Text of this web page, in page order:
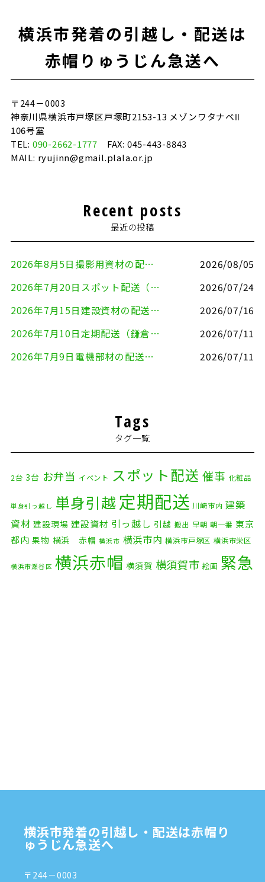
横浜市発着の引越し・配送は
赤帽りゅうじん急送へ
〒244－0003
神奈川県横浜市戸塚区戸塚町2153-13 メゾンワタナベⅡ
106号室
TEL: 090-2662-1777 FAX: 045-443-8843
MAIL: ryujinn@gmail.plala.or.jp
Recent posts
最近の投稿
2026年8月5日撮影用資材の配送（鎌倉市⇒港区）
2026/08/05
2026年7月20日スポット配送（横浜市金沢区⇒愛知県豊川市）
2026/07/24
2026年7月15日建設資材の配送（横浜市金沢区⇒横須賀市）
2026/07/16
2026年7月10日定期配送（鎌倉市⇔大田区）
2026/07/11
2026年7月9日電機部材の配送（横浜市戸塚区⇒品川区）
2026/07/11
Tags
タグ一覧
2台 3台 お弁当 イベント スポット配送 催事 化粧品
単身引っ越し 単身引越 定期配送 川崎市内 建築
資材 建設現場 建設資材 引っ越し 引越 搬出 早朝 朝一番 東京
都内 果物 横浜 赤帽 横浜市 横浜市内 横浜市戸塚区 横浜市栄区
横浜市瀬谷区 横浜赤帽 横須賀 横須賀市 絵画 緊急
横浜市発着の引越し・配送は赤帽り
ゅうじん急送へ
〒244－0003